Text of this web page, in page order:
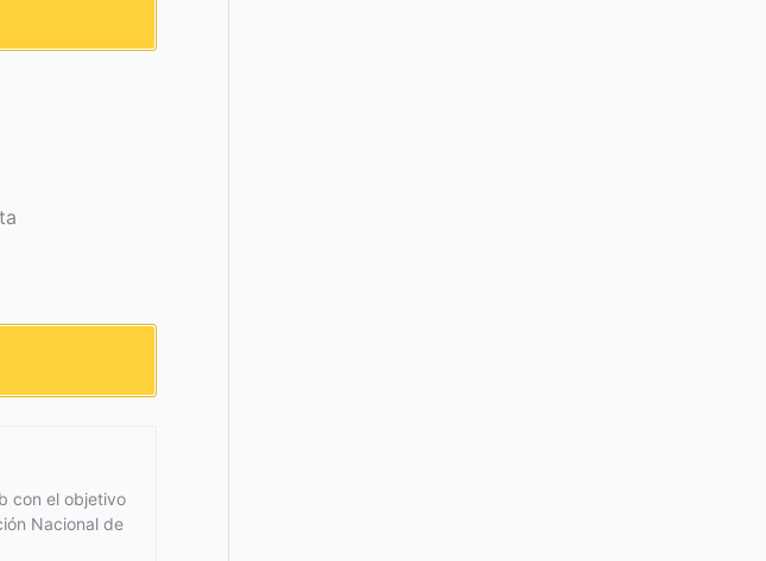
con el objetivo
Nacional de